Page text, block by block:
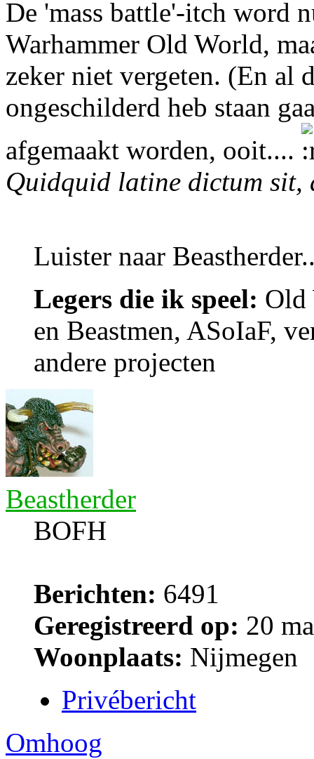
De 'mass battle'-itch word
Warhammer Old World,
zeker niet vergeten. (En al
ongeschilderd heb staan
afgemaakt worden, ooit....
Quidquid latine dictum sit,
Luister naar
Legers die ik speel: Old
en Beastmen, ASoIaF,
andere projecten
Beastherder
BOFH
Berichten: 6491
Geregistreerd op: 20
Woonplaats: Nijmegen
Privébericht
Omhoog